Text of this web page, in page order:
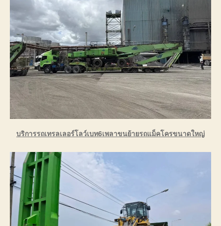
บริการรถเทรลเลอร์โลว์เบท6เพลาขนย้ายรถแม็คโครขนาดใหญ่